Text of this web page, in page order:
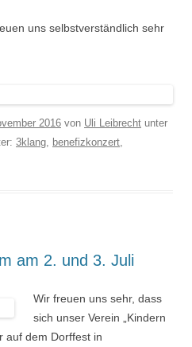
uns selbstverständlich sehr
2016 von Uli Leibrecht unter
3klang, benefizkonzert,
am 2. und 3. Juli
Wir freuen uns sehr, dass
sich unser Verein „Kindern
auf dem Dorffest in